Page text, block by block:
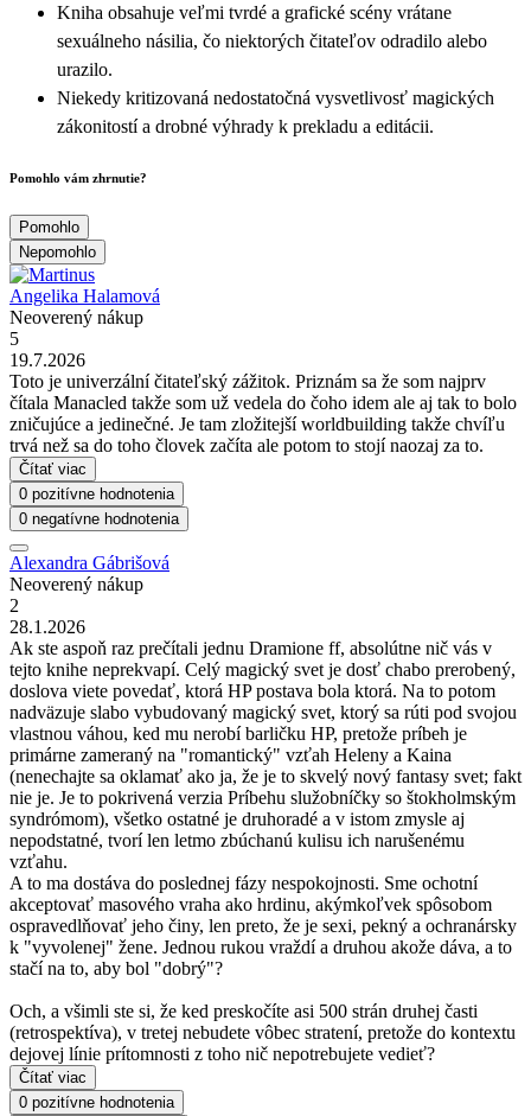
Kniha obsahuje veľmi tvrdé a grafické scény vrátane
sexuálneho násilia, čo niektorých čitateľov odradilo alebo
urazilo.
Niekedy kritizovaná nedostatočná vysvetlivosť magických
zákonitostí a drobné výhrady k prekladu a editácii.
Pomohlo vám zhrnutie?
Pomohlo
Nepomohlo
Angelika Halamová
Neoverený nákup
5
19.7.2026
Toto je univerzální čitateľský zážitok. Priznám sa že som najprv
čítala Manacled takže som už vedela do čoho idem ale aj tak to bolo
zničujúce a jedinečné. Je tam zložitejší worldbuilding takže chvíľu
trvá než sa do toho človek začíta ale potom to stojí naozaj za to.
Čítať viac
0 pozitívne hodnotenia
0 negatívne hodnotenia
Alexandra Gábrišová
Neoverený nákup
2
28.1.2026
Ak ste aspoň raz prečítali jednu Dramione ff, absolútne nič vás v
tejto knihe neprekvapí. Celý magický svet je dosť chabo prerobený,
doslova viete povedať, ktorá HP postava bola ktorá. Na to potom
nadväzuje slabo vybudovaný magický svet, ktorý sa rúti pod svojou
vlastnou váhou, ked mu nerobí barličku HP, pretože príbeh je
primárne zameraný na "romantický" vzťah Heleny a Kaina
(nenechajte sa oklamať ako ja, že je to skvelý nový fantasy svet; fakt
nie je. Je to pokrivená verzia Príbehu služobníčky so štokholmským
syndrómom), všetko ostatné je druhoradé a v istom zmysle aj
nepodstatné, tvorí len letmo zbúchanú kulisu ich narušenému
vzťahu.
A to ma dostáva do poslednej fázy nespokojnosti. Sme ochotní
akceptovať masového vraha ako hrdinu, akýmkoľvek spôsobom
ospravedlňovať jeho činy, len preto, že je sexi, pekný a ochranársky
k "vyvolenej" žene. Jednou rukou vraždí a druhou akože dáva, a to
stačí na to, aby bol "dobrý"?
Och, a všimli ste si, že ked preskočíte asi 500 strán druhej časti
(retrospektíva), v tretej nebudete vôbec stratení, pretože do kontextu
dejovej línie prítomnosti z toho nič nepotrebujete vedieť?
Čítať viac
0 pozitívne hodnotenia